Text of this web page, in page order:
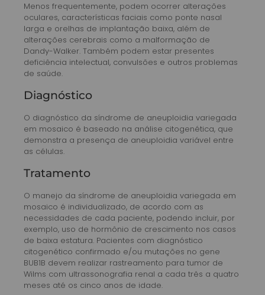
Menos frequentemente, podem ocorrer alterações
oculares, características faciais como ponte nasal
larga e orelhas de implantação baixa, além de
alterações cerebrais como a malformação de
Dandy-Walker. Também podem estar presentes
deficiência intelectual, convulsões e outros problemas
de saúde.
Diagnóstico
O diagnóstico da síndrome de aneuploidia variegada
em mosaico é baseado na análise citogenética, que
demonstra a presença de aneuploidia variável entre
as células.
Tratamento
O manejo da síndrome de aneuploidia variegada em
mosaico é individualizado, de acordo com as
necessidades de cada paciente, podendo incluir, por
exemplo, uso de hormônio de crescimento nos casos
de baixa estatura. Pacientes com diagnóstico
citogenético confirmado e/ou mutações no gene
BUB1B devem realizar rastreamento para tumor de
Wilms com ultrassonografia renal a cada três a quatro
meses até os cinco anos de idade.